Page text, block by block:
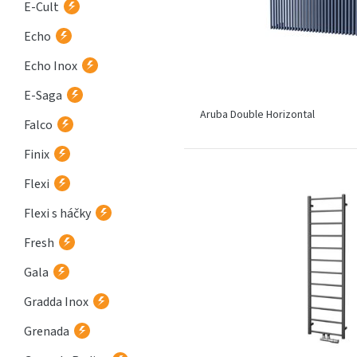
E-Cult
Echo
Echo Inox
E-Saga
Falco
Finix
Flexi
Flexi s háčky
Fresh
Gala
Gradda Inox
Grenada
Aruba Double Horizontal